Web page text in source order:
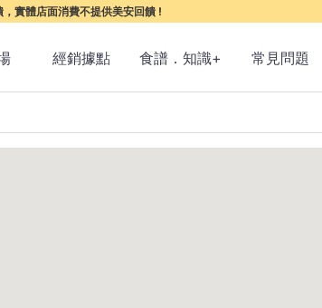
實體店面消費不提供美安回饋 !
經銷據點 食譜．知識+ 常見問題